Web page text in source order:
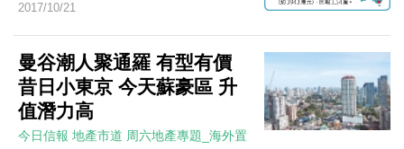
2017/10/21
曼谷潮人聚通羅 有型有價
昔日小東京 今天蘇豪區 升
值潛力高
今日信報 地產市道 周六地產專題_海外置